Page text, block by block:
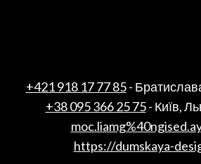
+421 918 17 77 85-
+38 095 366 25 75- Київ,
https://dumskaya-